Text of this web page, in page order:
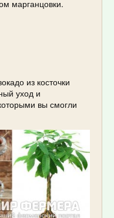
марганцовки.
из косточки
уход и
вы смогли